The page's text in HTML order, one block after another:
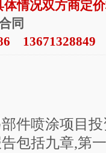
情况双方商定
同
13671328849
喷涂项目投
包括九章,第